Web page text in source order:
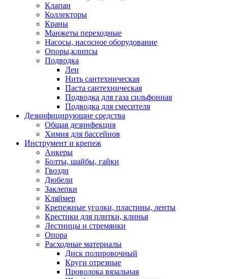
Клапан
Коллекторы
Краны
Манжеты переходные
Насосы, насосное оборудование
Опоры,клипсы
Подводка
Лен
Нить сантехническая
Паста сантехническая
Подводка для газа сильфонная
Подводка для смесителя
Дезинфицирующие средства
Общая дезинфекция
Химия для бассейнов
Инструмент и крепеж
Анкеры
Болты, шайбы, гайки
Гвозди
Дюбели
Заклепки
Кляймер
Крепежные уголки, пластины, ленты
Крестики для плитки, клинья
Лестницы и стремянки
Опора
Расходные материалы
Диск полировочный
Круги отрезные
Проволока вязальная